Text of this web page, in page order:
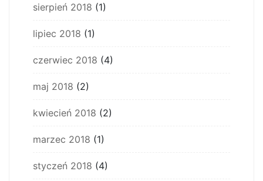
sierpień 2018 (1)
lipiec 2018 (1)
czerwiec 2018 (4)
maj 2018 (2)
kwiecień 2018 (2)
marzec 2018 (1)
styczeń 2018 (4)